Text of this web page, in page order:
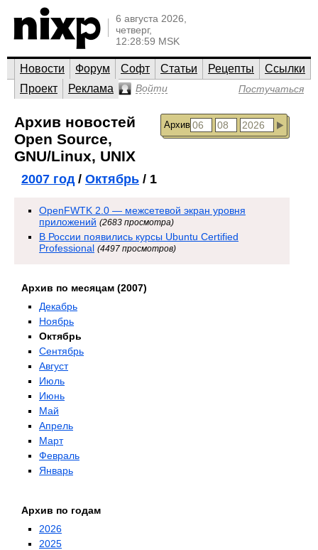
6 августа 2026,
четверг,
12:28:59 MSK
Новости Форум Софт Статьи Рецепты
Ссылки
Проект
Реклама Войти Постучаться
Архив
Архив новостей
Open Source,
GNU/Linux, UNIX
2007 год/ Октябрь / 1
OpenFWTK 2.0 — межсетевой экран уровня
приложений (2683 просмотра)
В России появились курсы Ubuntu Certified
Professional (4497 просмотров)
Архив по месяцам (2007)
Декабрь
Ноябрь
Октябрь
Сентябрь
Август
Июль
Июнь
Май
Апрель
Март
Февраль
Январь
Архив по годам
2026
2025